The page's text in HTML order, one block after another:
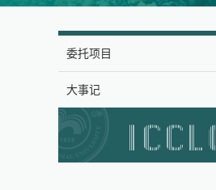
学院年鉴
委托项目
大事记